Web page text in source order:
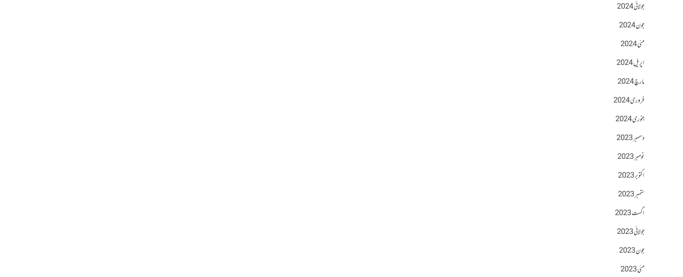
جولائی 2024
جون 2024
مئی 2024
اپریل 2024
مارچ 2024
فروری 2024
جنوری 2024
دسمبر 2023
نومبر 2023
اکتوبر 2023
ستمبر 2023
اگست 2023
جولائی 2023
جون 2023
مئی 2023